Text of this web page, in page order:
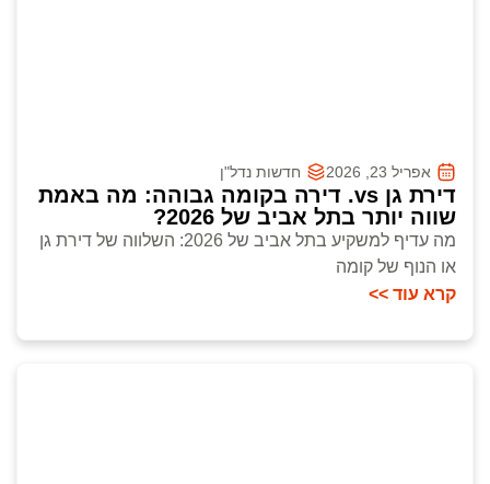
אפריל 23, 2026 חדשות נדל"ן
דירת גן vs. דירה בקומה גבוהה: מה באמת
שווה יותר בתל אביב של 2026?
מה עדיף למשקיע בתל אביב של 2026: השלווה של דירת גן
או הנוף של קומה
קרא עוד >>